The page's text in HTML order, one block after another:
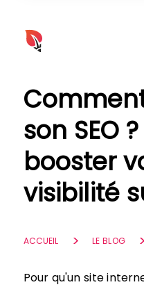
son SEO
booster
visibilité
ACCUEIL LE BLOG
Pour qu'un site